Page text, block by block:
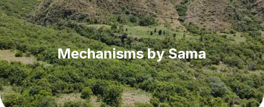
Mechanisms by Sama